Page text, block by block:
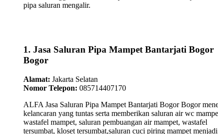
pipa saluran mengalir.
1. Jasa Saluran Pipa Mampet Bantarjati Bogor
Bogor
Alamat: Jakarta Selatan
Nomor Telepon: 085714407170
ALFA Jasa Saluran Pipa Mampet Bantarjati Bogor Bogor
kelancaran yang tuntas serta memberikan saluran air wc
wastafel mampet, saluran pembuangan air mampet, wastafel
tersumbat, kloset tersumbat,saluran cuci piring mampet menjadi